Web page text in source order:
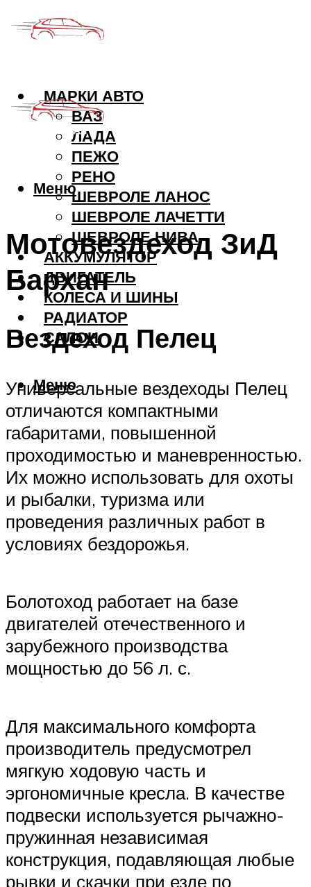
МАРКИ АВТО
ВАЗ
ЛАДА
ПЕЖО
РЕНО
ШЕВРОЛЕ ЛАНОС
ШЕВРОЛЕ ЛАЧЕТТИ
ШЕВРОЛЕ НИВА
АККУМУЛЯТОР
ДВИГАТЕЛЬ
КОЛЕСА И ШИНЫ
РАДИАТОР
САЛОН
Меню
Меню
Мотовездеход ЗиД
Бархан
Вездеход Пелец
Универсальные вездеходы Пелец
отличаются компактными
габаритами, повышенной
проходимостью и маневренностью.
Их можно использовать для охоты
и рыбалки, туризма или
проведения различных работ в
условиях бездорожья.
Болотоход работает на базе
двигателей отечественного и
зарубежного производства
мощностью до 56 л. с.
Для максимального комфорта
производитель предусмотрел
мягкую ходовую часть и
эргономичные кресла. В качестве
подвески используется рычажно-
пружинная независимая
конструкция, подавляющая любые
рывки и скачки при езде по